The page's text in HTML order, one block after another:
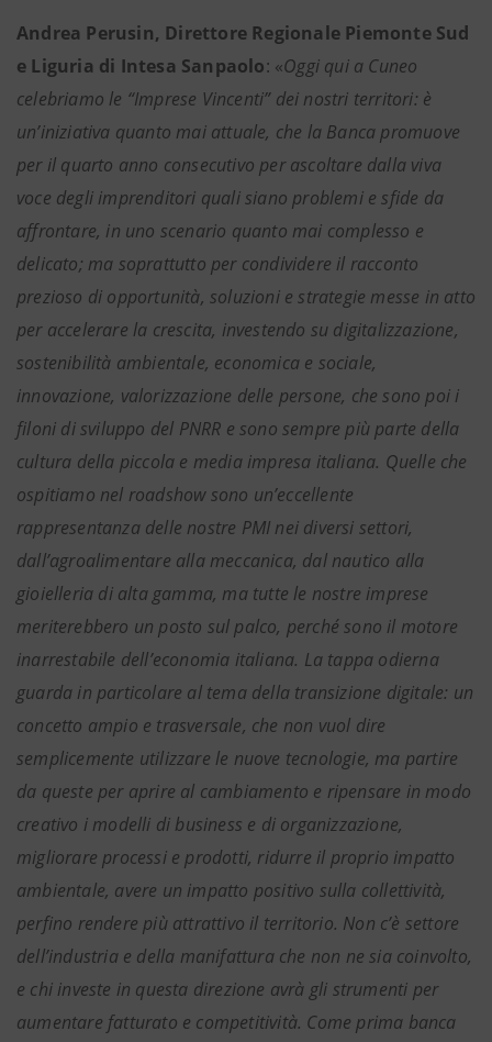
Andrea Perusin, Direttore Regionale Piemonte Sud
e Liguria di Intesa Sanpaolo: «Oggi qui a Cuneo
celebriamo le “Imprese Vincenti” dei nostri territori: è
un’iniziativa quanto mai attuale, che la Banca promuove
per il quarto anno consecutivo per ascoltare dalla viva
voce degli imprenditori quali siano problemi e sfide da
affrontare, in uno scenario quanto mai complesso e
delicato; ma soprattutto per condividere il racconto
prezioso di opportunità, soluzioni e strategie messe in atto
per accelerare la crescita, investendo su digitalizzazione,
sostenibilità ambientale, economica e sociale,
innovazione, valorizzazione delle persone, che sono poi i
filoni di sviluppo del PNRR e sono sempre più parte della
cultura della piccola e media impresa italiana. Quelle che
ospitiamo nel roadshow sono un’eccellente
rappresentanza delle nostre PMI nei diversi settori,
dall’agroalimentare alla meccanica, dal nautico alla
gioielleria di alta gamma, ma tutte le nostre imprese
meriterebbero un posto sul palco, perché sono il motore
inarrestabile dell’economia italiana. La tappa odierna
guarda in particolare al tema della transizione digitale: un
concetto ampio e trasversale, che non vuol dire
semplicemente utilizzare le nuove tecnologie, ma partire
da queste per aprire al cambiamento e ripensare in modo
creativo i modelli di business e di organizzazione,
migliorare processi e prodotti, ridurre il proprio impatto
ambientale, avere un impatto positivo sulla collettività,
perfino rendere più attrattivo il territorio. Non c’è settore
dell’industria e della manifattura che non ne sia coinvolto,
e chi investe in questa direzione avrà gli strumenti per
aumentare fatturato e competitività. Come prima banca